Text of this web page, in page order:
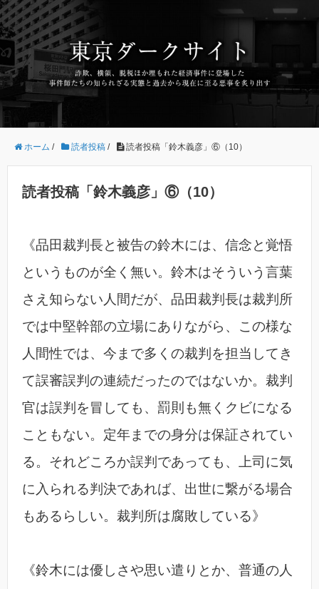
ホーム / 読者投稿 / 読者投稿「鈴木義彦」⑥（10）
読者投稿「鈴木義彦」⑥（10）
《品田裁判長と被告の鈴木には、信念と覚悟
というものが全く無い。鈴木はそういう言葉
さえ知らない人間だが、品田裁判長は裁判所
では中堅幹部の立場にありながら、この様な
人間性では、今まで多くの裁判を担当してき
て誤審誤判の連続だったのではないか。裁判
官は誤判を冒しても、罰則も無くクビになる
こともない。定年までの身分は保証されてい
る。それどころか誤判であっても、上司に気
に入られる判決であれば、出世に繋がる場合
もあるらしい。裁判所は腐敗している》
《鈴木には優しさや思い遣りとか、普通の人